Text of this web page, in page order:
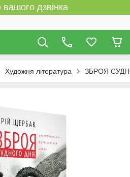
дзвінка
Художня література ЗБРОЯ